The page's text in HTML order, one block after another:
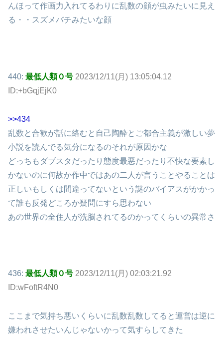
んほって作画力入れてるわりに乱数の顔が虫みたいに見え
る・・スズメバチみたいな顔
440: 最低人類０号 2023/12/11(月) 13:05:04.12
ID:+bGqjEjK0
>>434
乱数と合歓が話に絡むと自己陶酔とご都合主義が激しい夢
小説を読んでる気分になるのそれが原因かな
どっちもダブスタだったり態度最悪だったり不快な要素し
かないのに何故か作中ではあの二人が言うことやることは
正しいもしくは間違ってないという謎のバイアスがかかっ
て誰も反発どころか疑問にすら思わない
あの世界の全住人が洗脳されてるのかってくらいの異常さ
436: 最低人類０号 2023/12/11(月) 02:03:21.92
ID:wFoftR4N0
ここまで気持ち悪いくらいに乱数乱数してると運営は逆に
嫌われさせたいんじゃないかって気すらしてきた